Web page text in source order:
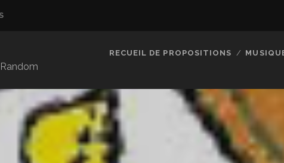
RECUEIL DE PROPOSITIONS